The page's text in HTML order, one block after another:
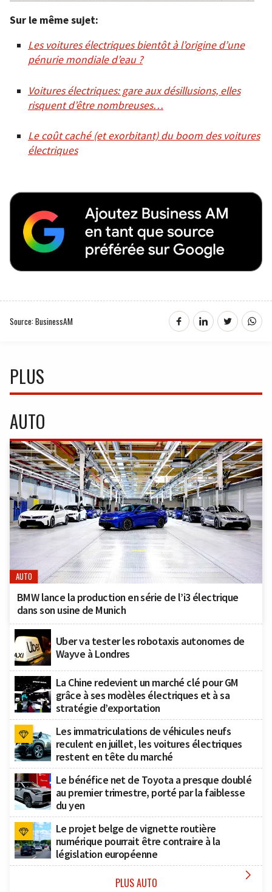
Sur le même sujet:
Les voitures électriques bientôt à l’origine d’une
pénurie mondiale d’eau ?
Voitures électriques: gare aux désillusions, elles
risquent d’être nombreuses…
Le coût caché (et exorbitant) du boom des voitures
électriques
Source: BusinessAM
PLUS
AUTO
AUTO
BMW lance la production en série de l’i3 électrique
dans son usine de Munich
Uber va tester les robotaxis autonomes de
Wayve à Londres
La Chine redevient un marché clé pour GM
grâce à ses modèles électriques et à sa
stratégie d’exportation
Les immatriculations de véhicules neufs
reculent en juillet, les voitures électriques
restent en tête du marché
Le bénéfice net de Toyota a presque doublé
au premier trimestre, porté par la faiblesse
du yen
Le projet belge de vignette routière
numérique pourrait être contraire à la
législation européenne
PLUS AUTO 